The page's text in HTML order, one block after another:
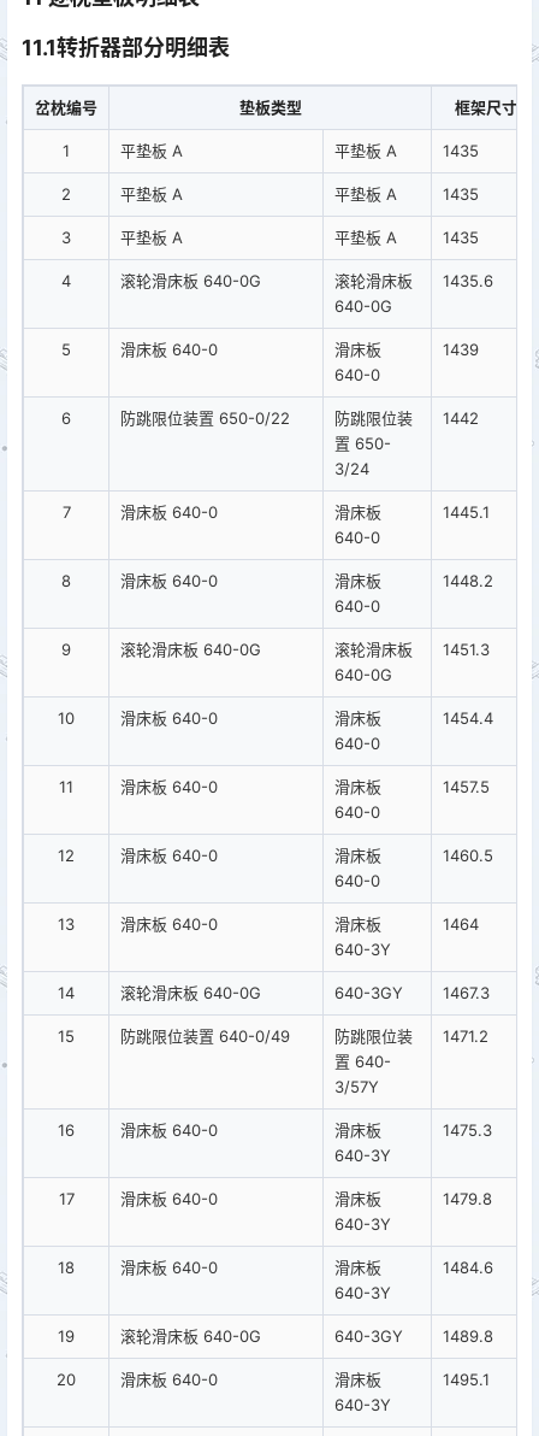
11.1转折器部分明细表
岔枕编号 垫板类型 框架尺寸
1 平垫板 A 平垫板 A 1435
2 平垫板 A 平垫板 A 1435
3 平垫板 A 平垫板 A 1435
4 滚轮滑床板 640-0G
滚轮滑床板
640-0G
1435.6
5 滑床板 640-0
滑床板
640-0
1439
6 防跳限位装置 650-0/22
防跳限位装
置 650-
3/24
1442
7 滑床板 640-0
滑床板
640-0
1445.1
8 滑床板 640-0
滑床板
640-0
1448.2
9 滚轮滑床板 640-0G
滚轮滑床板
640-0G
1451.3
10 滑床板 640-0
滑床板
640-0
1454.4
11 滑床板 640-0
滑床板
640-0
1457.5
12 滑床板 640-0
滑床板
640-0
1460.5
13 滑床板 640-0
滑床板
640-3Y
1464
14 滚轮滑床板 640-0G 640-3GY 1467.3
15 防跳限位装置 640-0/49
防跳限位装
置 640-
3/57Y
1471.2
16 滑床板 640-0
滑床板
640-3Y
1475.3
17 滑床板 640-0
滑床板
640-3Y
1479.8
18 滑床板 640-0
滑床板
640-3Y
1484.6
19 滚轮滑床板 640-0G 640-3GY 1489.8
20 滑床板 640-0
滑床板
640-3Y
1495.1